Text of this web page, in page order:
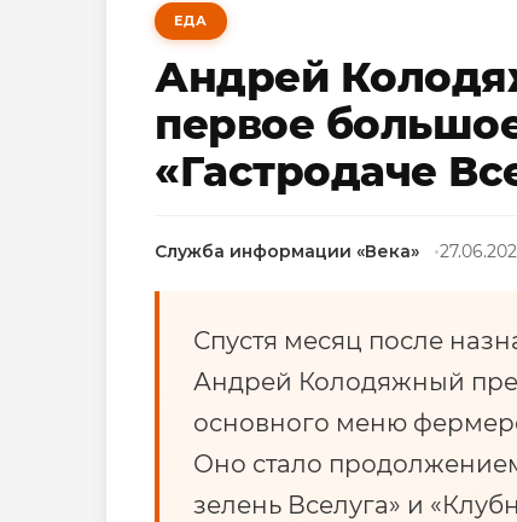
ЕДА
Андрей
первое
«Гастродаче
Служба информации «Века»
Спустя месяц после
Андрей Колодяжный
основного меню
Оно стало
зелень Вселуга» и